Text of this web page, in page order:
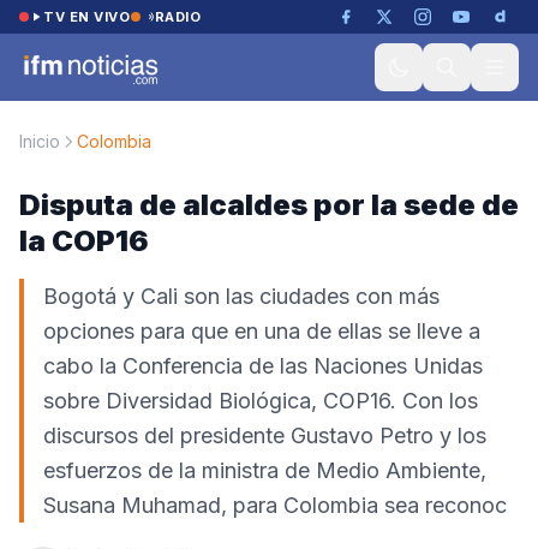
Saltar al contenido
TV EN VIVO RADIO
Inicio Colombia
Disputa de alcaldes por la sede de
la COP16
Bogotá y Cali son las ciudades con más
opciones para que en una de ellas se lleve a
cabo la Conferencia de las Naciones Unidas
sobre Diversidad Biológica, COP16. Con los
discursos del presidente Gustavo Petro y los
esfuerzos de la ministra de Medio Ambiente,
Susana Muhamad, para Colombia sea reconoc